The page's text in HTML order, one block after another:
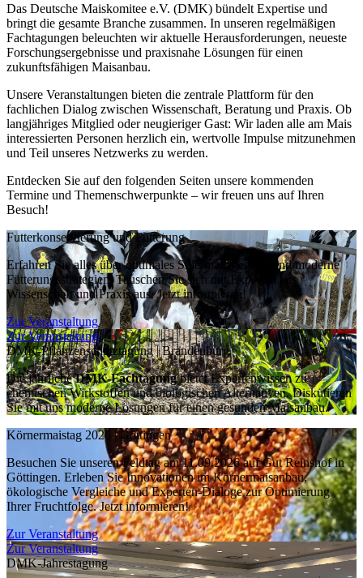
Das Deutsche Maiskomitee e.V. (DMK) bündelt Expertise und
bringt die gesamte Branche zusammen. In unseren regelmäßigen
Fachtagungen beleuchten wir aktuelle Herausforderungen, neueste
Forschungsergebnisse und praxisnahe Lösungen für einen
zukunftsfähigen Maisanbau.
Unsere Veranstaltungen bieten die zentrale Plattform für den
fachlichen Dialog zwischen Wissenschaft, Beratung und Praxis. Ob
langjähriges Mitglied oder neugieriger Gast: Wir laden alle am Mais
interessierten Personen herzlich ein, wertvolle Impulse mitzunehmen
und Teil unseres Netzwerks zu werden.
Entdecken Sie auf den folgenden Seiten unsere kommenden
Termine und Themenschwerpunkte – wir freuen uns auf Ihren
Besuch!
Futterkonservierung und Fütterung
Erfahren Sie alles über optimales Siliermanagement und moderne
Fütterungsstrategien. Tauschen Sie sich mit Experten aus
Wissenschaft und Praxis aus. Jetzt informieren!
Zur Veranstaltung
Zur Veranstaltung
DMK-Pflanzenschutztagung | Brandenburg
Die jährlicheDMK-Fachtagungbietet Expertenwissen zu
chemischen Wirkstoffen und biologischen Alternativen. Diskutieren
Sie mit uns moderne Lösungen für einen gesunden Maisanbau.
Körnermaistag 2026 | Göttingen
Besuchen Sie unseren Feldtag am 11.09.2026 auf Gut Reinshof in
Göttingen. Erleben Sie Innovationen im Körnermaisanbau,
ökologische Vergleiche und Experten-Dialoge zur Optimierung
Ihrer Fruchtfolge. Jetzt informieren!
Zur Veranstaltung
Zur Veranstaltung
DMK-Jahrestagung